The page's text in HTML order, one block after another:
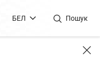
БЕЛ Пошук